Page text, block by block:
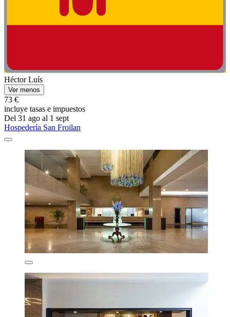
Héctor Luís
Ver menos
73 €
incluye tasas e impuestos
Del 31 ago al 1 sept
Hospedería San Froilan